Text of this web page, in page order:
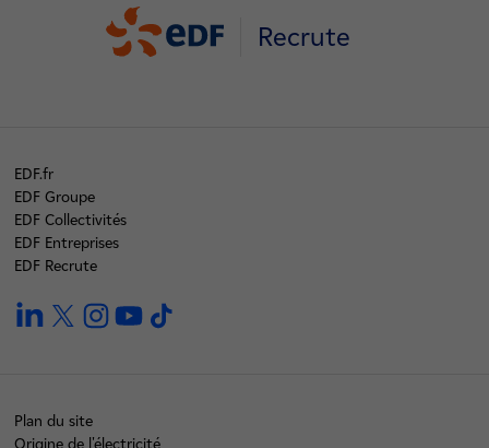
Recrute
EDF.fr
EDF Groupe
EDF Collectivités
EDF Entreprises
EDF Recrute
linkedintwitterinstagramyoutube
Plan du site